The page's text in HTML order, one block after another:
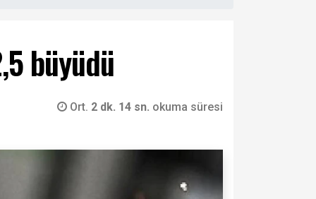
büyüdü
Ort. 2 dk. 14 sn. okuma süresi